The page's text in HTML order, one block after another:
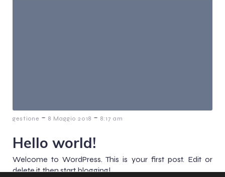
gestione - 8 Maggio 2018 - 8:17 am
Hello world!
Welcome to WordPress. This is your first post. Edit or
delete it, then start blogging!